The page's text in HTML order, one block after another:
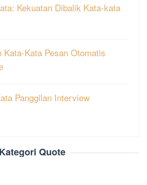
Kekuatan Dibalik Kata-kata
Kata-Kata Pesan Otomatis
Panggilan Interview
Kategori Quote